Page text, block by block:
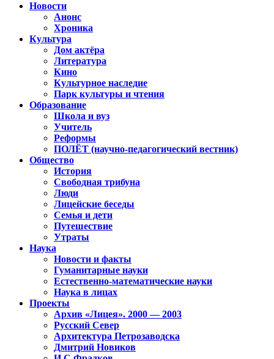
Новости
Анонс
Хроника
Культура
Дом актёра
Литература
Кино
Культурное наследие
Парк культуры и чтения
Образование
Школа и вуз
Учитель
Реформы
ПОЛЁТ (научно-педагогический вестник)
Общество
История
Свободная трибуна
Люди
Лицейские беседы
Семья и дети
Путешествие
Утраты
Наука
Новости и факты
Гуманитарные науки
Естественно-математические науки
Наука в лицах
Проекты
Архив «Лицея». 2000 — 2003
Русский Север
Архитектура Петрозаводска
Дмитрий Новиков